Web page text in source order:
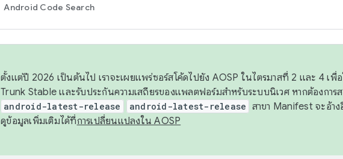
Android Code Search
ตั้งแต่ปี 2026 เป็นต้นไป เราจะเผยแพร่ซอร์สโค้ดไปยัง AOSP ในไตรมาสที่ 2 และ 4 เ
Trunk Stable และรับประกันความเสถียรของแพลตฟอร์มสำหรับระบบนิเวศ หากต้องการ
android-latest-release android-latest-release สาขา Manifest จะอ้า
ดูข้อมูลเพิ่มเติมได้ที่การเปลี่ยนแปลงใน AOSP